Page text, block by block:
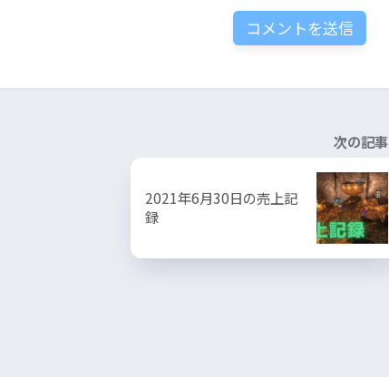
次の記事
2021年6月30日の売上記
録